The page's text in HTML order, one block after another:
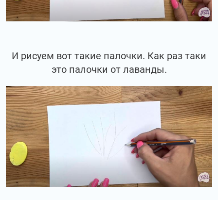
И рисуем вот такие палочки. Как раз таки
это палочки от лаванды.